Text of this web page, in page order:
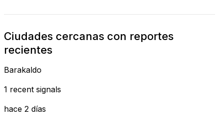
Ciudades cercanas con reportes
recientes
Barakaldo
1 recent signals
hace 2 días